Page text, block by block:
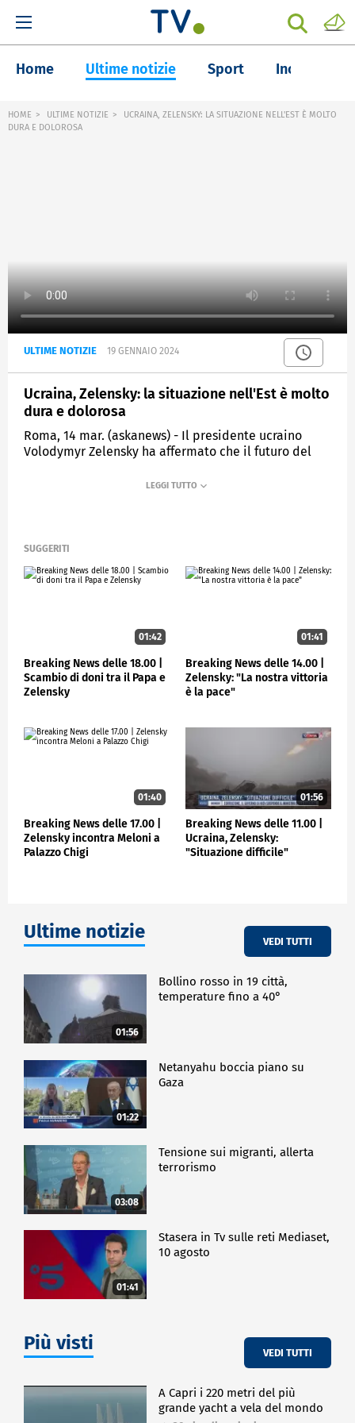
Home Ultime notizie Sport Inchieste
HOME ULTIME NOTIZIE
UCRAINA, ZELENSKY: LA SITUAZIONE NELL'EST È MOLTO
DURA E DOLOROSA
ULTIME NOTIZIE 19 GENNAIO 2024
Ucraina, Zelensky: la situazione nell'Est è molto
dura e dolorosa
Roma, 14 mar. (askanews) - Il presidente ucraino
Volodymyr Zelensky ha affermato che il futuro del
combattimenti sono "molto duri".
distruggere il potere militare del nemico, e lo
Bilohorivka e Maryinka, Avdiivka e Bakhmut,
ESTERI
SUGGERITI
01:42
Breaking News delle 18.00 |
Scambio di doni tra il Papa e
Zelensky
01:41
Breaking News delle 14.00 |
Zelensky: "La nostra vittoria
è la pace"
01:40
Breaking News delle 17.00 |
Zelensky incontra Meloni a
Palazzo Chigi
01:56
Breaking News delle 11.00 |
Ucraina, Zelensky:
"Situazione difficile"
Ultime notizie VEDI TUTTI
01:56
Bollino rosso in 19 città,
temperature fino a 40°
01:22
Netanyahu boccia piano su
Gaza
03:08
Tensione sui migranti, allerta
terrorismo
01:41
Stasera in Tv sulle reti Mediaset,
10 agosto
Più visti VEDI TUTTI
A Capri i 220 metri del più
grande yacht a vela del mondo